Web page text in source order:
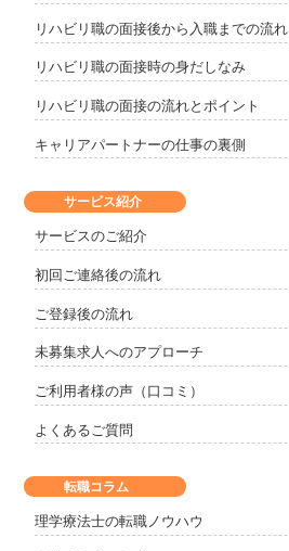
サービス紹介
サービスのご紹介
初回ご連絡後の流れ
ご登録後の流れ
未募集求人へのアプローチ
ご利用者様の声（口コミ）
よくあるご質問
リハビリ職の面接後から入職までの流れ
リハビリ職の面接時の身だしなみ
リハビリ職の面接の流れとポイント
キャリアパートナーの仕事の裏側
転職コラム
理学療法士の転職ノウハウ